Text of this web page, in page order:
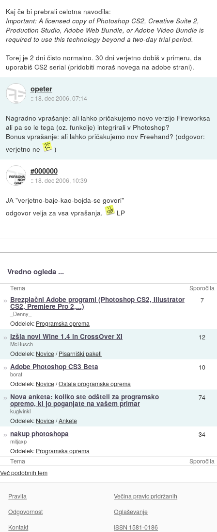
Kaj če bi prebrali celotna navodila:
Important: A licensed copy of Photoshop CS2, Creative Suite 2,
Production Studio, Adobe Web Bundle, or Adobe Video Bundle is
required to use this technology beyond a two-day trial period.
Torej je 2 dni čisto normalno. 30 dni verjetno dobiš v primeru, da
uporabiš CS2 serial (pridobiti moraš novega na adobe strani).
opeter
:: 18. dec 2006, 07:14
Nagradno vprašanje: ali lahko pričakujemo novo verzijo Fireworksa
ali pa so le tega (oz. funkcije) integrirali v Photoshop?
Bonus vprašanje: ali lahko pričakujemo nov Freehand? (odgovor:
verjetno ne
)
#000000
:: 18. dec 2006, 10:39
JA "verjetno-baje-kao-bojda-se govori"
odgovor velja za vsa vprašanja.
LP
Vredno ogleda ...
Tema Sporočila
Tema Sporočila
» Brezplačni Adobe programi (Photoshop CS2, Illustrator
CS2, Premiere Pro 2,...)
_Denny_
Oddelek: Programska oprema
7
» Izšla novi Wine 1.4 in CrossOver XI
McHusch
Oddelek: Novice/Pisarniški paketi
12
» Adobe Photoshop CS3 Beta
borat
Oddelek: Novice/Ostala programska oprema
10
» Nova anketa: koliko ste odšteli za programsko
opremo, ki jo poganjate na vašem primar
kuglvinkl
Oddelek: Novice/Ankete
74
» nakup photoshopa
mitjaxp
Oddelek: Programska oprema
34
Več podobnih tem
Pravila
Večina pravic pridržanih
Odgovornost
Oglaševanje
Kontakt
ISSN 1581-0186